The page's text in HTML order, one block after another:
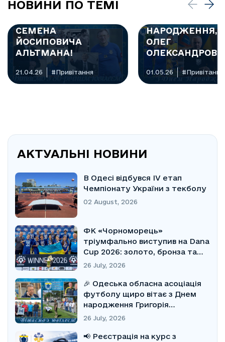
НОВИНИ ПО ТЕМІ
🎉 ВІТАЄМО З 80-
СЕМЕНА
ЙОСИПОВИЧА
АЛЬТМАНА!
21.04.26 #Привітання
НАРОДЖЕННЯ,
ОЛЕГ
01.05.26 #Привітання
АКТУАЛЬНІ НОВИНИ
В Одесі відбувся IV етап
Чемпіонату України з текболу
02 August, 2026
ФК «Чорноморець»
тріумфально виступив на Dana
Cup 2026: золото, бронза та
Кубок Fair Play
26 July, 2026
🎉 Одеська обласна асоціація
футболу щиро вітає з Днем
народження Григорія
Юхимовича Бібергала!
26 July, 2026
📢 Реєстрація на курс з